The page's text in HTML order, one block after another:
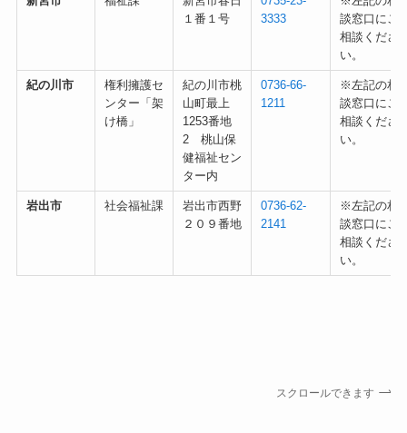
１番１号
3333
談窓口にご
相談くださ
い。
紀の川市
権利擁護セ
ンター「架
け橋」
紀の川市桃
山町最上
1253番地
2 桃山保
健福祉セン
ター内
0736-66-
1211
※左記の相
談窓口にご
相談くださ
い。
岩出市 社会福祉課
岩出市西野
２０９番地
0736-62-
2141
※左記の相
談窓口にご
相談くださ
い。
スクロールできます